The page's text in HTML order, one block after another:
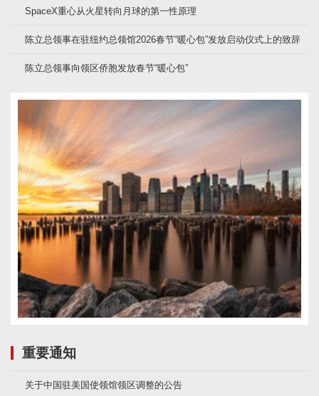
SpaceX重心从火星转向月球的第一性原理
陈立总领事在驻纽约总领馆2026春节“暖心包”发放启动仪式上的致辞
陈立总领事向领区侨胞发放春节“暖心包”
重要通知
关于中国驻美国使领馆领区调整的公告